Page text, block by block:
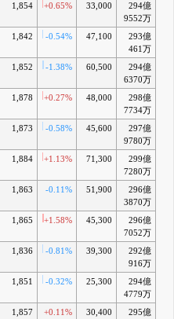
1,854 +0.65% 33,000
294億
9552万
1,842 -0.54% 47,100
293億
461万
1,852 -1.38% 60,500
294億
6370万
1,878 +0.27% 48,000
298億
7734万
1,873 -0.58% 45,600
297億
9780万
1,884 +1.13% 71,300
299億
7280万
1,863 -0.11% 51,900
296億
3870万
1,865 +1.58% 45,300
296億
7052万
1,836 -0.81% 39,300
292億
916万
1,851 -0.32% 25,300
294億
4779万
1,857 +0.11% 30,400
295億